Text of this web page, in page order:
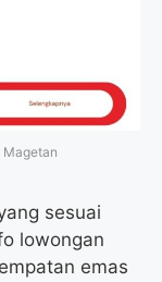
sesuai
lowongan
emas